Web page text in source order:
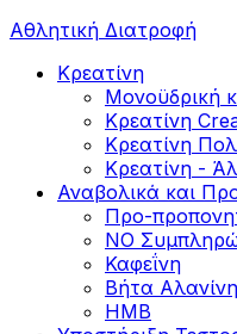
Αθλητική Διατροφή
Κρεατίνη
Μονοϋδρική
Κρεατίνη
Κρεατίνη
Κρεατίνη -
Αναβολικά και
Προ-
ΝΟ
Καφεΐνη
Βήτα Αλανίνη
HMB